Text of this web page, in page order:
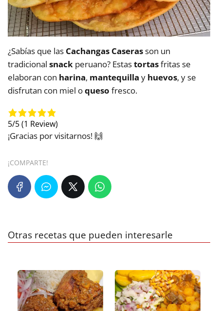
¿Sabías que las Cachangas Caserasson un
tradicional snack peruano? Estastortasfritas se
elaboran con harina, mantequilla y huevos, y se
disfrutan con miel oqueso fresco.
5/5(1 Review)
¡Gracias por visitarnos! 🙌
¡COMPARTE!
Otras recetas que pueden interesarle